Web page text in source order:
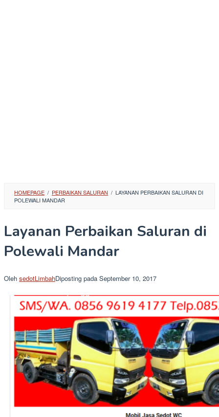
HOMEPAGE / PERBAIKAN SALURAN / LAYANAN PERBAIKAN SALURAN DI
POLEWALI MANDAR
Layanan Perbaikan Saluran di
Polewali Mandar
Oleh sedotLimbahDiposting pada September 10, 2017